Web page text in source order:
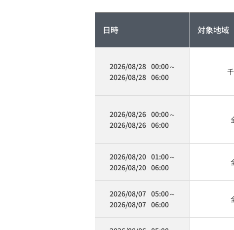
日時 対象地域
2026/08/28 00:00～
2026/08/28 06:00
2026/08/26 00:00～
2026/08/26 06:00
2026/08/20 01:00～
2026/08/20 06:00
2026/08/07 05:00～
2026/08/07 06:00